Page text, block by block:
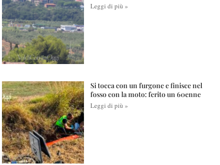
Leggi di più »
Si tocca con un furgone e finisce nel
fosso con la moto: ferito un 60enne
Leggi di più »